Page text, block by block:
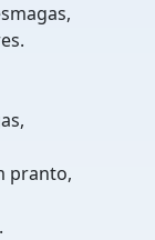
pranto,